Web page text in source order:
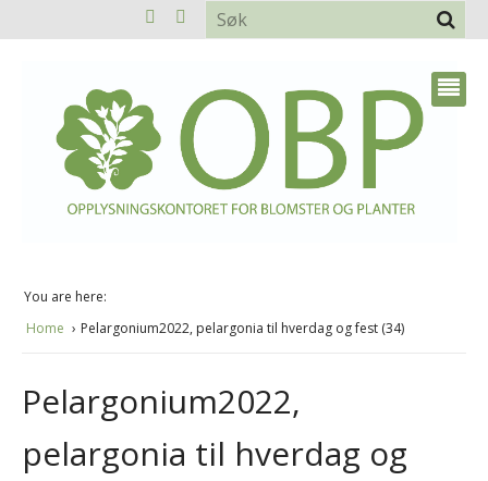
You are here:
Home
Pelargonium2022, pelargonia til hverdag og fest (34)
Pelargonium2022,
pelargonia til hverdag og